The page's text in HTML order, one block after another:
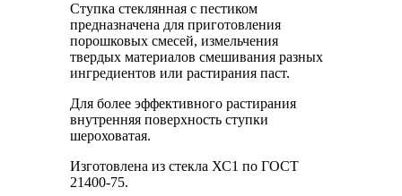
Ступка стеклянная с пестиком
предназначена для приготовления
порошковых смесей, измельчения
твердых материалов смешивания разных
ингредиентов или растирания паст.
Для более эффективного растирания
внутренняя поверхность ступки
шероховатая.
Изготовлена из стекла ХС1 по ГОСТ
21400-75.